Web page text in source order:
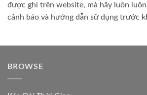
được ghi trên website, mà hãy luôn
cảnh báo và hướng dẫn sử dụng trước
BROWSE